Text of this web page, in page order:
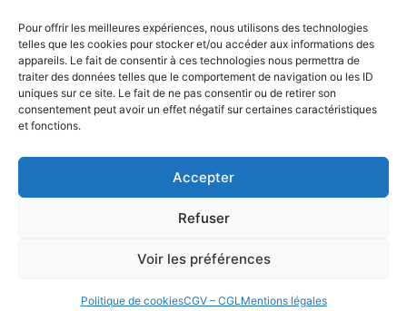
Pour offrir les meilleures expériences, nous utilisons des technologies
telles que les cookies pour stocker et/ou accéder aux informations des
appareils. Le fait de consentir à ces technologies nous permettra de
traiter des données telles que le comportement de navigation ou les ID
uniques sur ce site. Le fait de ne pas consentir ou de retirer son
consentement peut avoir un effet négatif sur certaines caractéristiques
et fonctions.
Accepter
Refuser
Voir les préférences
Politique de cookiesCGV – CGLMentions légales
Ajouter au panier Lire la suite
CGV - CGL
Copyright © 2026 Aurum Omnes